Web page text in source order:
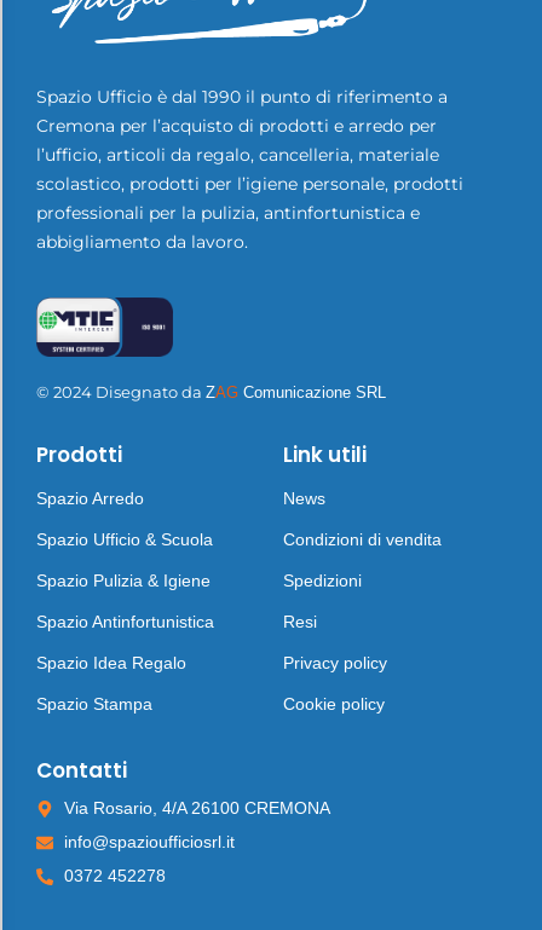
Spazio Ufficio è dal 1990 il punto di riferimento a
Cremona per l’acquisto di prodotti e arredo per
l’ufficio, articoli da regalo, cancelleria, materiale
scolastico, prodotti per l’igiene personale, prodotti
professionali per la pulizia, antinfortunistica e
abbigliamento da lavoro.
© 2024 Disegnato da ZAG Comunicazione SRL
Prodotti
Spazio Arredo
Spazio Ufficio & Scuola
Spazio Pulizia & Igiene
Spazio Antinfortunistica
Spazio Idea Regalo
Spazio Stampa
Link utili
News
Condizioni di vendita
Spedizioni
Resi
Privacy policy
Cookie policy
Contatti
Via Rosario, 4/A 26100 CREMONA
info@spazioufficiosrl.it
0372 452278